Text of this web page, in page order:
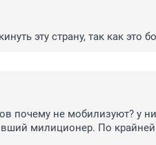
эту страну, так как это
почему не мобилизуют? у
милиционер. По